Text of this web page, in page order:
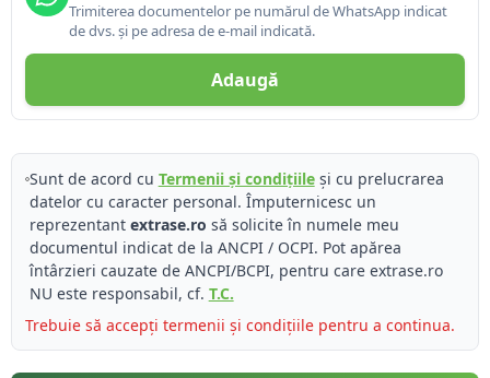
Trimiterea documentelor pe numărul de WhatsApp indicat
de dvs. și pe adresa de e-mail indicată.
Adaugă
Sunt de acord cu Termenii și condițiileși cu prelucrarea
datelor cu caracter personal. Împuternicesc un
reprezentant extrase.ro să solicite în numele meu
documentul indicat de la ANCPI / OCPI. Pot apărea
întârzieri cauzate de ANCPI/BCPI, pentru care extrase.ro
NU este responsabil, cf. T.C.
Trebuie să accepți termenii și condițiile pentru a continua.